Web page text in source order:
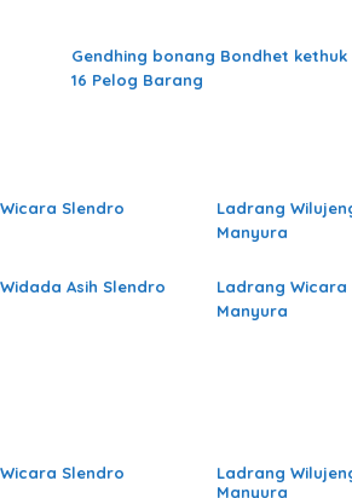
Gendhing bonang Bondhet
16 Pelog Barang
Slendro
Ladrang
Manyura
Asih Slendro
Ladrang Wicara
Manyura
Slendro
Ladrang
Manyura